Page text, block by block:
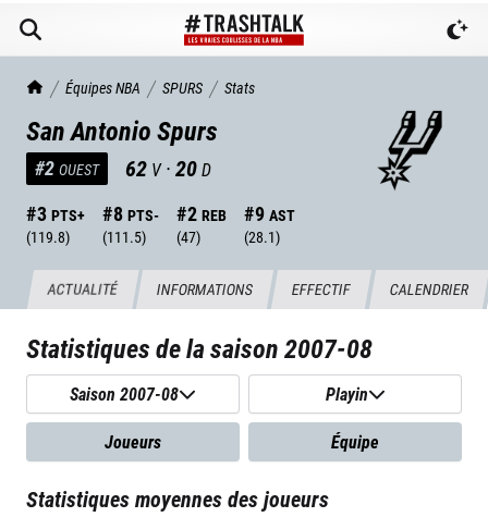
TrashTalk Actu NBA
Équipes NBA SPURS Stats
San Antonio Spurs
#2 OUEST 62 V ·20D
#3 PTS+
(119.8)
#8 PTS-
(111.5)
#2 REB
(47)
#9 AST
(28.1)
ACTUALITÉ INFORMATIONS EFFECTIF CALENDRIER
Statistiques de la saison2007-08
Saison 2007-08 Playin
Joueurs Équipe
Statistiques moyennes des joueurs